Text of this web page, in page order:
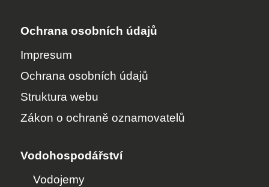
Ochrana osobních údajů
Impresum
Ochrana osobních údajů
Struktura webu
Zákon o ochraně oznamovatelů
Vodohospodářství
Vodojemy